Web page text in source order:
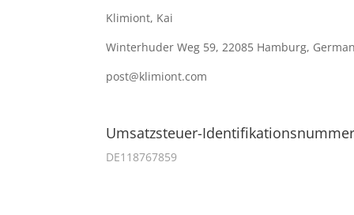
Klimiont, Kai
Winterhuder Weg 59, 22085 Hamburg,
post@klimiont.com
Umsatzsteuer-
DE118767859